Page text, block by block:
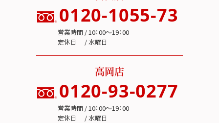
0120-1055-73
営業時間 / 10：00～19：00
定休日 / 水曜日
高岡店
0120-93-0277
営業時間 / 10：00～19：00
定休日 / 水曜日